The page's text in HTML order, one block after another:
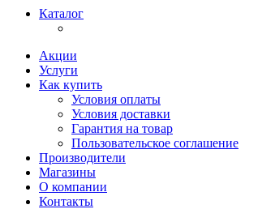
Каталог
Акции
Услуги
Как купить
Условия оплаты
Условия доставки
Гарантия на товар
Пользовательское соглашение
Производители
Магазины
О компании
Контакты